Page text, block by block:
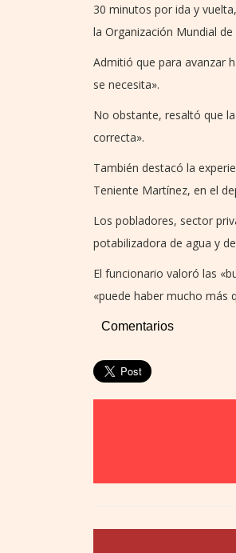
30 minutos por ida y
la Organización Mundial de
Admitió que para avanzar
se necesita».
No obstante, resaltó que
correcta».
También destacó la
Teniente Martínez, en el
Los pobladores, sector
potabilizadora de agua y
El funcionario valoró las
«puede haber mucho más
Comentarios